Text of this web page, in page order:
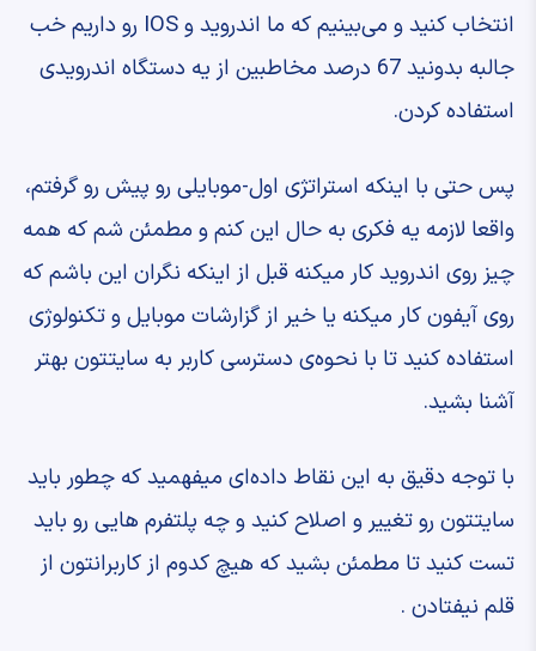
انتخاب کنید ‫و می‌بینیم که ما اندروید و IOS رو داریم ‫خب
جالبه بدونید 67 درصد مخاطبین ‫از یه دستگاه اندرویدی
استفاده کردن.
‫پس حتی با اینکه استراتژی اول-موبایلی رو ‫پیش رو گرفتم،
‫واقعا لازمه یه فکری به حال این کنم ‫و مطمئن شم که همه
چیز ‫روی اندروید کار میکنه ‫قبل از اینکه نگران این باشم که
‫روی آیفون کار میکنه یا خیر ‫از گزارشات موبایل و تکنولوژی
استفاده کنید ‫تا با نحوه‌ی دسترسی کاربر به سایتتون ‫بهتر
آشنا بشید.
‫با توجه دقیق به این نقاط داده‌ای ‫میفهمید که چطور باید
سایتتون رو تغییر و اصلاح کنید ‫و چه پلتفرم هایی رو باید
تست کنید ‫تا مطمئن بشید که هیچ کدوم از کاربرانتون ‫از
قلم نیفتادن .